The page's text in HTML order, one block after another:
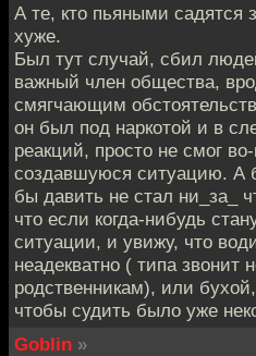
А те, кто пьяными садятся
хуже.
Был тут случай, сбил
важный член общества,
смягчающим
он был под наркотой и в
реакций, просто не смог
создавшуюся ситуацию. А
бы давить не стал ни_за_
что если когда-нибудь
ситуации, и увижу, что
неадекватно ( типа звонит
родственникам), или
чтобы судить было уже
Goblin »